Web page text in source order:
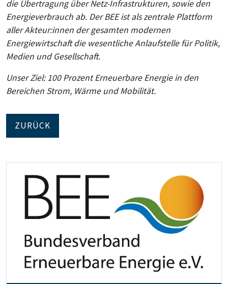
die Übertragung über Netz-Infrastrukturen, sowie den
Energieverbrauch ab. Der BEE ist als zentrale Plattform
aller Akteur:innen der gesamten modernen
Energiewirtschaft die wesentliche Anlaufstelle für Politik,
Medien und Gesellschaft.
Unser Ziel: 100 Prozent Erneuerbare Energie in den
Bereichen Strom, Wärme und Mobilität.
ZURÜCK